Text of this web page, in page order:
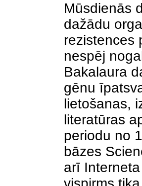
Mūsdienās
dažādu
rezistences
nespēj
Bakalaura
gēnu
lietošanas,
literatūras
periodu no
bāzes
arī